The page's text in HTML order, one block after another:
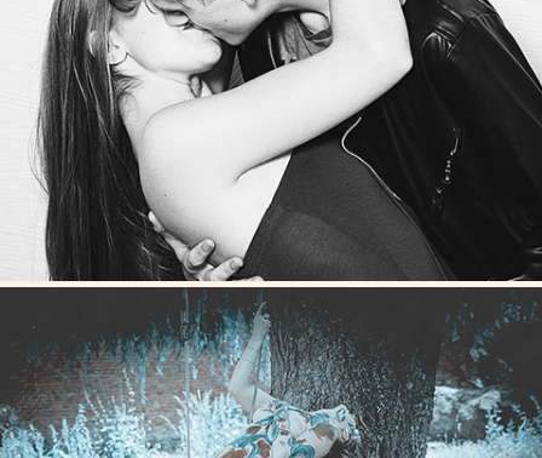
COUPLES